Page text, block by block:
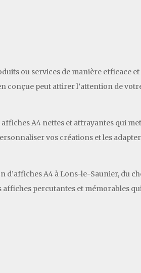
ou services de manière efficace et
conçue peut attirer l’attention de
affiches A4 nettes et attrayantes qui
vos créations et les
d’affiches A4 à Lons-le-Saunier, du
affiches percutantes et mémorables